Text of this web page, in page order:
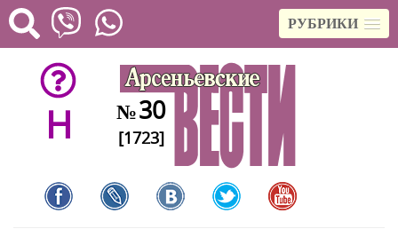
РУБРИКИ
H №30
[1723]